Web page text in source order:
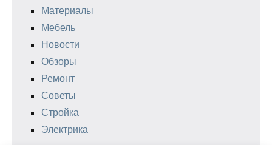
Материалы
Мебель
Новости
Обзоры
Ремонт
Советы
Стройка
Электрика